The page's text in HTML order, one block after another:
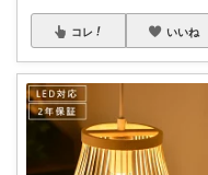
コレ いいね